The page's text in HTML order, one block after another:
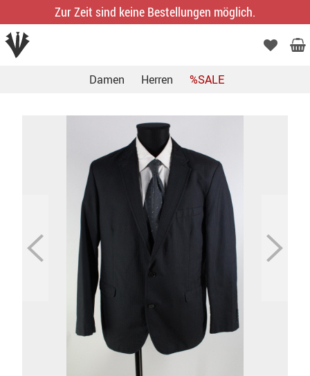
Zur Zeit sind keine Bestellungen möglich.
Damen Herren %SALE